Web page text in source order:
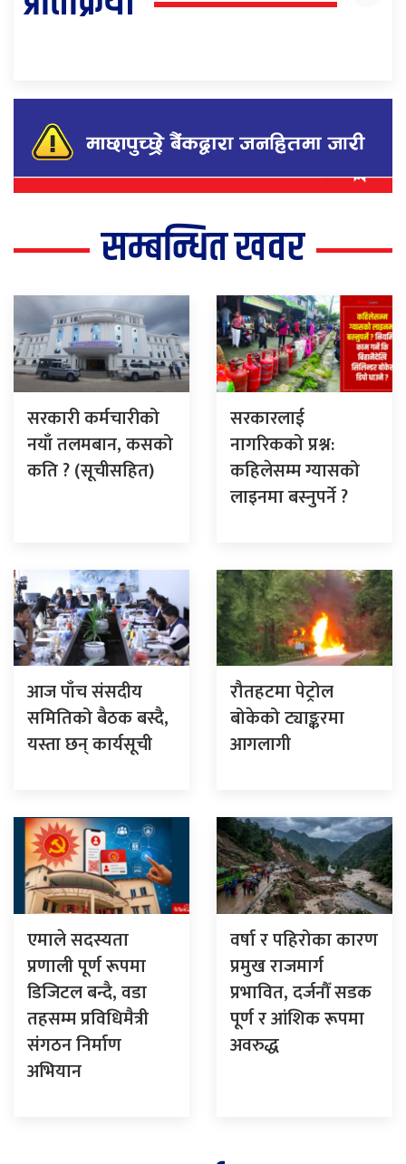
सम्बन्धित खवर
सरकारी कर्मचारीको
नयाँ तलमबान, कसको
कति ? (सूचीसहित)
सरकारलाई
नागरिकको प्रश्न:
कहिलेसम्म ग्यासको
लाइनमा बस्नुपर्ने ?
आज पाँच संसदीय
समितिको बैठक बस्दै,
यस्ता छन् कार्यसूची
रौतहटमा पेट्रोल
बोकेको ट्याङ्करमा
आगलागी
एमाले सदस्यता
प्रणाली पूर्ण रूपमा
डिजिटल बन्दै, वडा
तहसम्म प्रविधिमैत्री
संगठन निर्माण
अभियान
वर्षा र पहिरोका कारण
प्रमुख राजमार्ग
प्रभावित, दर्जनौँ सडक
पूर्ण र आंशिक रूपमा
अवरुद्ध